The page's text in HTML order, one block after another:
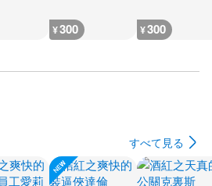
¥300 ¥300
すべて見る